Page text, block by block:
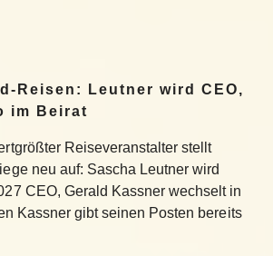
Reisen: Leutner wird CEO,
im Beirat
Reiseveranstalter stellt
neu auf: Sascha Leutner wird
CEO, Gerald Kassner wechselt in
Kassner gibt seinen Posten bereits